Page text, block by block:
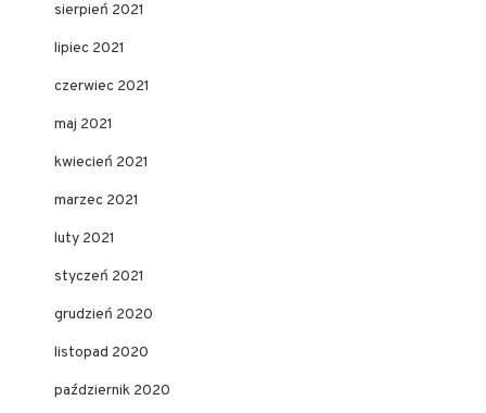
sierpień 2021
lipiec 2021
czerwiec 2021
maj 2021
kwiecień 2021
marzec 2021
luty 2021
styczeń 2021
grudzień 2020
listopad 2020
październik 2020